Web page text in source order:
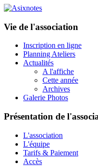
Vie de l'association
Inscription en ligne
Planning Ateliers
Actualités
A l'affiche
Cette année
Archives
Galerie Photos
Présentation de
L'association
L'équipe
Tarifs & Paiement
Accès